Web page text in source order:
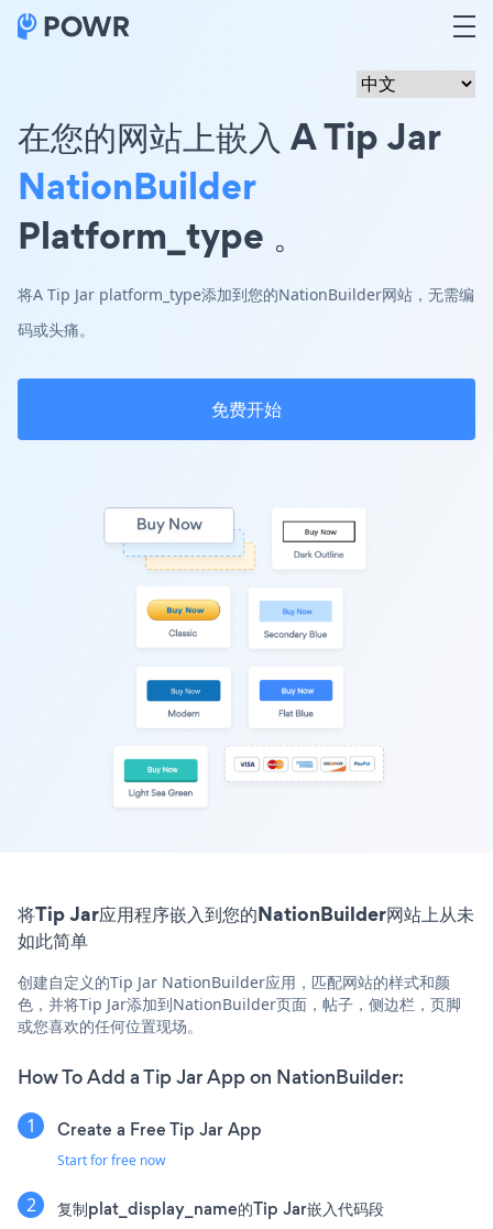
在您的网站上嵌入 A Tip Jar
NationBuilder
Platform_type 。
将A Tip Jar platform_type添加到您的NationBuilder网站，无需编
码或头痛。
免费开始
将Tip Jar应用程序嵌入到您的NationBuilder网站上从未
如此简单
创建自定义的Tip Jar NationBuilder应用，匹配网站的样式和颜
色，并将Tip Jar添加到NationBuilder页面，帖子，侧边栏，页脚
或您喜欢的任何位置现场。
How To Add a Tip Jar App on NationBuilder:
Create a Free Tip Jar App
Start for free now
复制plat_display_name的Tip Jar嵌入代码段